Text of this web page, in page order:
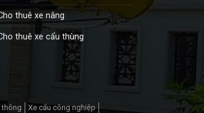
thuê xe nâng
thuê xe cẩu thùng
thông
Xe cẩu công nghiệp